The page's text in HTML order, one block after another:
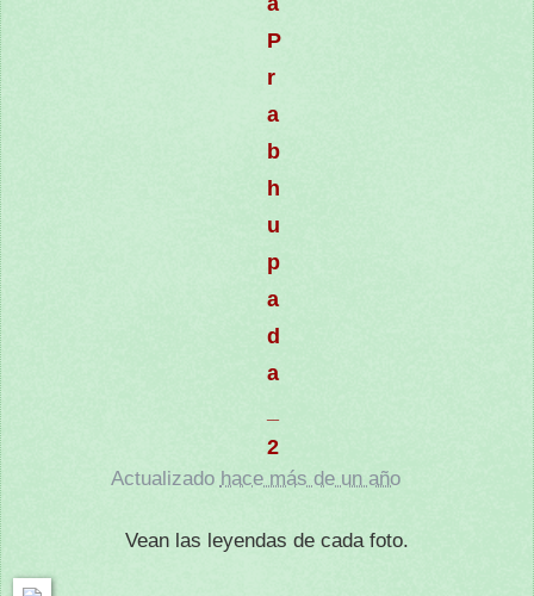
P
r
a
b
h
u
p
a
d
a
2
Actualizado hace más de un año
Vean las leyendas de cada foto.